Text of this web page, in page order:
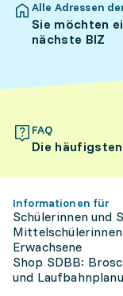
Alle Adressen
Sie möchten
nächste BIZ
FAQ
Die
Informationen für
Schülerinnen und
Erwachsene
Shop SDBB:
und